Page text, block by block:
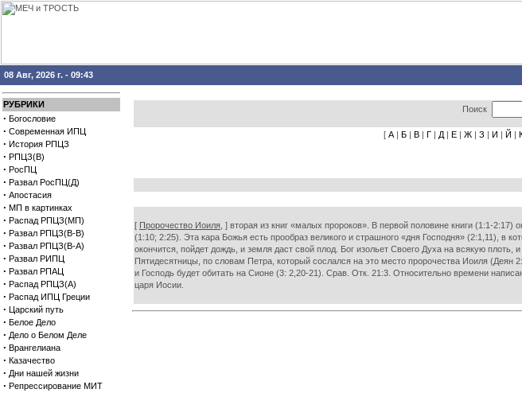
08 Авг, 2026 г. - 09:43
РУБРИКИ
· Богословие
· Современная ИПЦ
· История РПЦЗ
· РПЦЗ(В)
· РосПЦ
· Развал РосПЦ(Д)
· Апостасия
· МП в картинках
· Распад РПЦЗ(МП)
· Развал РПЦЗ(В-В)
· Развал РПЦЗ(В-А)
· Развал РИПЦ
· Развал РПАЦ
· Распад РПЦЗ(А)
· Распад ИПЦ Греции
· Царский путь
· Белое Дело
· Дело о Белом Деле
· Врангелиана
· Казачество
· Дни нашей жизни
· Репрессирование МИТ
Поиск
[ А | Б | В | Г | Д | Е | Ж | З | И | Й |
[ Пророчество Иоиля, ] вторая из книг «малых пророков». В первой половине книги (1:1-2:17)
(1:10; 2:25). Эта кара Божья есть прообраз великого и страшного «дня Господня» (2:1,11), в
окончится, пойдет дождь, и земля даст свой плод. Бог изольет Своего Духа на всякую
Пятидесятницы, по словам Петра, который сослался на это место пророчества Иоиля
и Господь будет обитать на Сионе (3: 2,20-21). Срав. Отк. 21:3. Относительно времени
царя Иосии.